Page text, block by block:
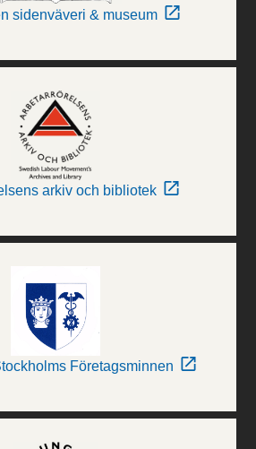
sidenväveri & museum
arkiv och bibliotek
Företagsminnen